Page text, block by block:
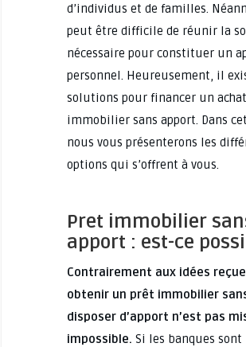
d’individus et de familles.
peut être difficile de réunir la
nécessaire pour constituer un
personnel. Heureusement, il
solutions pour financer un achat
immobilier sans apport. Dans
nous vous présenterons les
options qui s’offrent à vous.
Pret immobilier
apport : est-ce
Contrairement aux idées
obtenir un prêt immobilier
disposer d’apport n’est pas
impossible. Si les banques sont